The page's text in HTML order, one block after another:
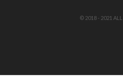
© 2018 - 2021 ALL